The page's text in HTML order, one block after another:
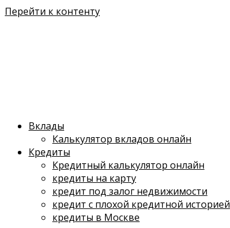
Перейти к контенту
Вклады
Калькулятор вкладов онлайн
Кредиты
Кредитный калькулятор онлайн
кредиты на карту
кредит под залог недвижимости
кредит с плохой кредитной историей
кредиты в Москве